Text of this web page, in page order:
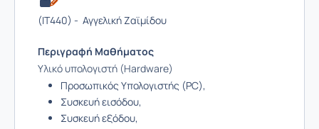
(IT440) - Αγγελική Ζαϊμίδου
Περιγραφή Μαθήματος
Υλικό υπολογιστή (Hardware)
Προσωπικός Υπολογιστής (ΡC),
Συσκευή εισόδου,
Συσκευή εξόδου,